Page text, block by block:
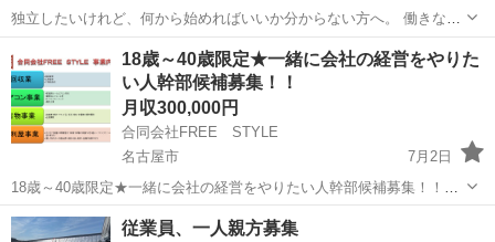
独立したいけれど、何から始めればいいか分からない方へ。 働きなが
ら経営を学び、独立を目指せる募集です！ 〈 当社について 〉 ・人材
サービス業での独立支援を行う企業 ・これまで多数の独立実績あり ・
研修...
その他
18歳～40歳限定★一緒に会社の経営をやりた
い人幹部候補募集！！
月収300,000円
合同会社FREE STYLE
名古屋市
7月2日
18歳～40歳限定★一緒に会社の経営をやりたい人幹部候補募集！！
2019年4月会社設立、業務、売上ともに右肩上がりに急成長中の便利屋
です。 一緒に会社を運営していく社員候補を募集します。 最初の数か
愛知 名古屋市 その他 業務
従業員、一人親方募集